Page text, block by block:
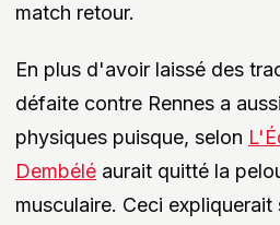
match retour.
En plus d'avoir laissé des
défaite contre Rennes a
physiques puisque, selon
Dembélé aurait quitté la
musculaire. Ceci